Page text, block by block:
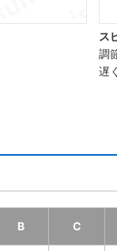
ス
調
遅
B C